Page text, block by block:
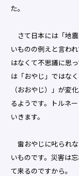
た。
さて日本には「地震
いものの例えと言わ
はなくて不思議に思
は「おやじ」ではな
（おおやじ）」が変
るようです。トルネ
いきます。
雷おやじに叱られな
いものです。災害は
て来るのですから。